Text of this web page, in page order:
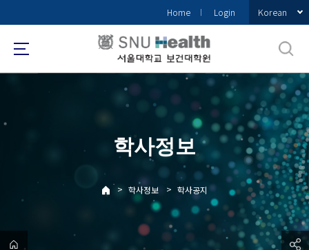
로
메
Home Login Korean
학사정보
> 학사정보 > 학사공지